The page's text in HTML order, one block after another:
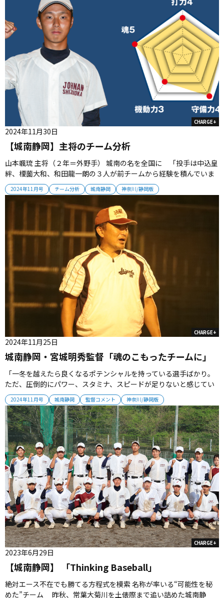
CHARGE+
2024年11月号 チーム分析 城南静岡 神奈川/静岡版
【城南静岡】主将のチーム分析
2024年11月30日
山本颯琉 主将（２年＝外野手） 城南の名を全国に 「投手は中込皇
絆、榎薗大和、和田龍一朗の３人が前チームから経験を積んでいま
す。新チームになってから、ノックの数が増えたことで守備力も上
がっています。打線は1番の自分が出塁して、遠藤暖大、小笠原叡、
寺田郁斗の3人が還すパターンです。来年の春は県で勝って上位に進
CHARGE+
2024年11月号 城南静岡 監督コメント 神奈川/静岡版
城南静岡・宮城明秀監督「魂のこもったチームに」
2024年11月25日
「一冬を越えたら良くなるポテンシャルを持っている選手ばかり。
ただ、圧倒的にパワー、スタミナ、スピードが足りないと感じてい
る。この冬は肉体改造して、戦える土台を作っていきたい。来年の
春の目標はベスト8以上。船川先生の情熱を引き継ぎ、魂のこもった
チームを作り上げていきたい」【監督プロフィール】1964年静岡県
生まれ。静岡－...
CHARGE+
【城南静岡】 「Thinking Baseball」
2023年6月29日
絶対エース不在でも勝てる方程式を模索 名称が率いる“可能性を秘
めた”チーム 昨秋、常葉大菊川を土俵際まで追い詰めた城南静